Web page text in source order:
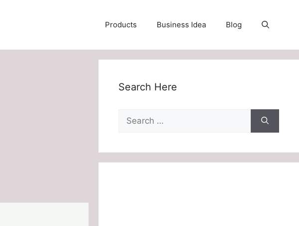
Products Business Idea Blog
Search Here
Search
for: